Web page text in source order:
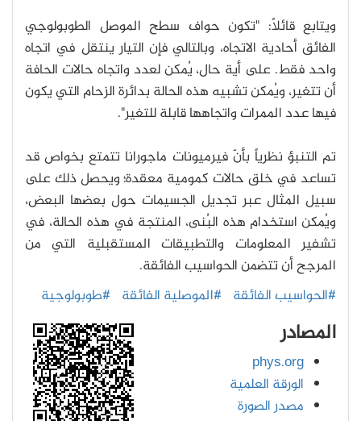
ويتابع قائلاً: "تكون حواف سطح الموصل الطوبولوجي
الفائق أحادية الاتجاه، وبالتالي فإن التيار ينتقل في اتجاه
واحد فقط. على أية حال، يُمكن لعدد واتجاه حالات الحافة
أن تتغير، ويُمكن تشبيه هذه الحالة بدائرة الزحام التي يكون
فيها عدد الممرات واتجاهها قابلة للتغير".
تم التنبؤ نظرياً بأنّ فيرميونات ماجورانا تتمتع بخواص قد
تساعد في خلق حالات كمومية معقدة؛ ويحصل ذلك على
سبيل المثال عبر تجديل الجسيمات حول بعضها البعض،
ويُمكن استخدام هذه البُنى، المنتجة في هذه الحالة، في
تشفير المعلومات والتطبيقات المستقبلية التي من
المرجح أن تتضمن الحواسيب الفائقة.
#الحواسيب الفائقة #الموصلية الفائقة #طوبولوجية
المصادر
phys.org
الورقة العلمية
مصدر الصورة